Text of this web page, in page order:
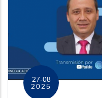
27-08
2025